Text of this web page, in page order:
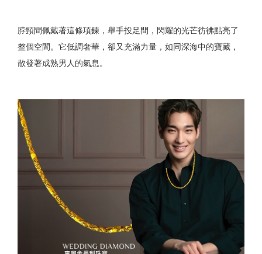
脖頸間佩戴著這條項鍊，舉手投足間，閃耀的光芒彷彿點亮了
整個空間。它低調奢華，卻又充滿力量，如同深海中的寶藏，
散發著成熟男人的氣息。